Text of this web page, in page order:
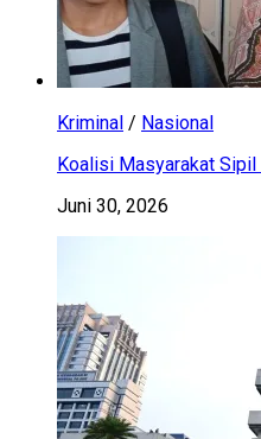
Kriminal / Nasional
Koalisi Masyarakat
Juni 30, 2026